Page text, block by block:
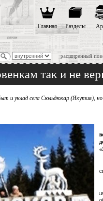
расширенный
Главная Разделы
так и не
и уклад села Сюльдюкар (Якутия),